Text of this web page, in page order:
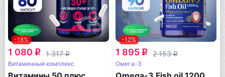
-18%
1 080 q 1 317q
Витаминный комплекс
-12%
1 895 q 2 153q
Омега-3